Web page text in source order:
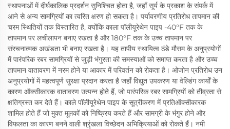
स्थापनाओं में दीर्घकालिक प्रदर्शन सुनिश्चित होता है, जहाँ सूर्य के प्रकाश के संपर्क में
आने से अन्य सामग्रियों का त्वरित क्षरण हो सकता है। पर्यावरणीय प्रतिरोध तापमान की
चरम स्थितियों तक विस्तारित है, क्योंकि काला पॉलीयूरेथेन पाइप -40°F तक के
तापमान पर लचीलापन बनाए रखता है और 180°F तक के उच्च तापमान पर
संरचनात्मक अखंडता भी बनाए रखता है। यह तापीय स्थायित्व ठंडे मौसम के अनुप्रयोगों
में पारंपरिक रबर सामग्रियों से जुड़ी भंगुरता की समस्याओं को समाप्त करता है और उच्च
तापमान वातावरण में नरम होने या आकार में परिवर्तन को रोकता है। ओजोन प्रतिरोध उन
अनुप्रयोगों में महत्वपूर्ण सुरक्षा प्रदान करता है जहाँ विद्युत उपकरण या वेल्डिंग कार्यों के
कारण ऑक्सीकारक वातावरण उत्पन्न होते हैं, जो पारंपरिक रबर सामग्रियों को तीव्रता से
क्षतिग्रस्त कर देते हैं। काले पॉलीयूरेथेन पाइप के सूत्रीकरण में प्रतिऑक्सीकारक
शामिल होते हैं जो मुक्त मूलकों को निष्क्रिय करते हैं और सामग्री के भंगुर होने और
विफलता का कारण बनने वाली श्रृंखला विच्छेदन अभिक्रियाओं को रोकते हैं। नमी